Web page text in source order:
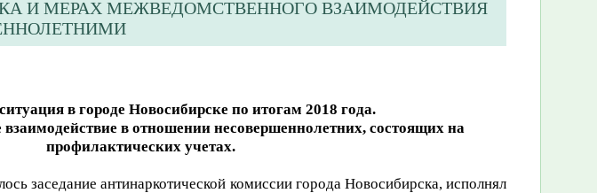
И МЕРАХ МЕЖВЕДОМСТВЕННОГО ВЗАИМОДЕЙСТВИЯ
в городе Новосибирске по итогам 2018 года.
в отношении несовершеннолетних, состоящих на
профилактических учетах.
заседание антинаркотической комиссии города Новосибирска, исполнял